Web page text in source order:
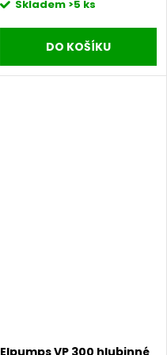
Skladem >5 ks
DO KOŠÍKU